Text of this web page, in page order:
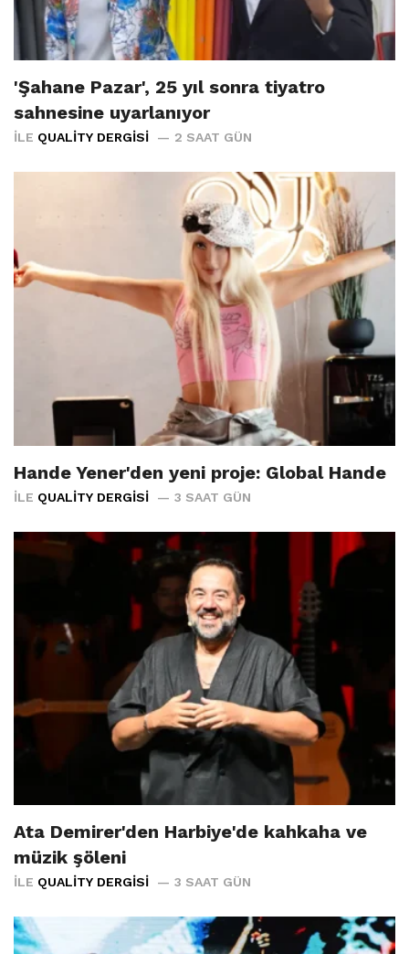
'Şahane Pazar', 25 yıl sonra tiyatro
sahnesine uyarlanıyor
İLE QUALITY DERGISI 2 SAAT GÜN
Hande Yener'den yeni proje: Global Hande
İLE QUALITY DERGISI 3 SAAT GÜN
Ata Demirer'den Harbiye'de kahkaha ve
müzik şöleni
İLE QUALITY DERGISI 3 SAAT GÜN